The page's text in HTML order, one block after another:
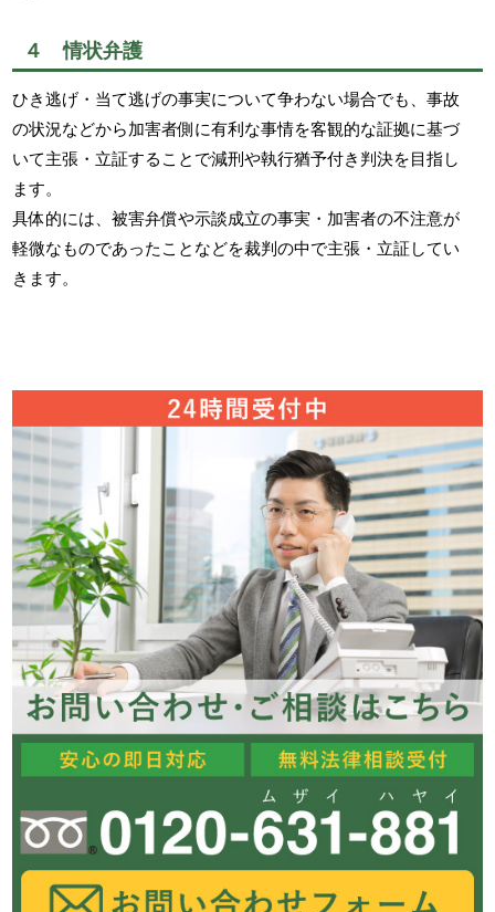
４ 情状弁護
ひき逃げ・当て逃げの事実について争わない場合でも、事故
の状況などから加害者側に有利な事情を客観的な証拠に基づ
いて主張・立証することで減刑や執行猶予付き判決を目指し
ます。
具体的には、被害弁償や示談成立の事実・加害者の不注意が
軽微なものであったことなどを裁判の中で主張・立証してい
きます。